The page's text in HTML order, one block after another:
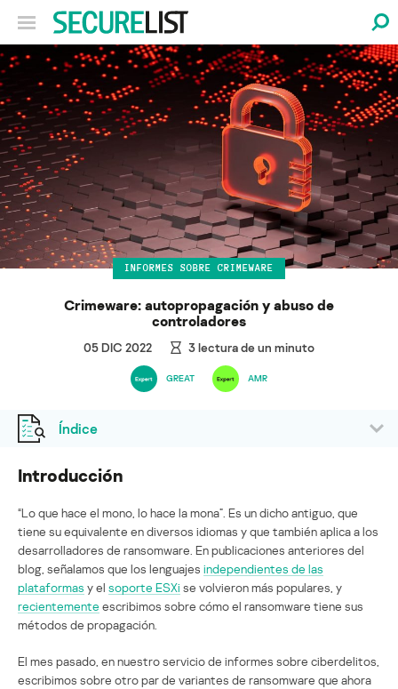
INFORMES SOBRE CRIMEWARE
Crimeware: autopropagación y abuso de
controladores
05 DIC 2022 3lectura de un minuto
GREAT AMR
Índice
Introducción
“Lo que hace el mono, lo hace la mona”. Es un dicho antiguo, que
tiene su equivalente en diversos idiomas y que también aplica a los
desarrolladores de ransomware. En publicaciones anteriores del
blog, señalamos que los lenguajes independientes de las
plataformas y el soporte ESXi se volvieron más populares, y
recientemente escribimos sobre cómo el ransomware tiene sus
métodos de propagación.
El mes pasado, en nuestro servicio de informes sobre ciberdelitos,
escribimos sobre otro par de variantes de ransomware que ahora